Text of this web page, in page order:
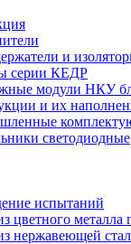
и
серии КЕДР
модули НКУ
и их
светодиодные
испытаний
цветного металла
нержавеющей